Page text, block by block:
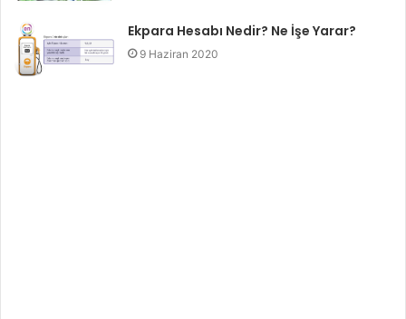
Ekpara Hesabı Nedir? Ne İşe Yarar?
9 Haziran 2020